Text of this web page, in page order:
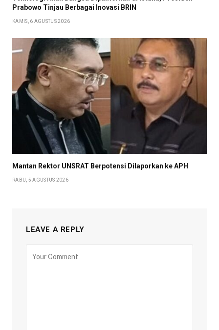
Prabowo Tinjau Berbagai Inovasi BRIN
KAMIS, 6 AGUSTUS 2026
Mantan Rektor UNSRAT Berpotensi Dilaporkan ke APH
RABU, 5 AGUSTUS 2026
LEAVE A REPLY